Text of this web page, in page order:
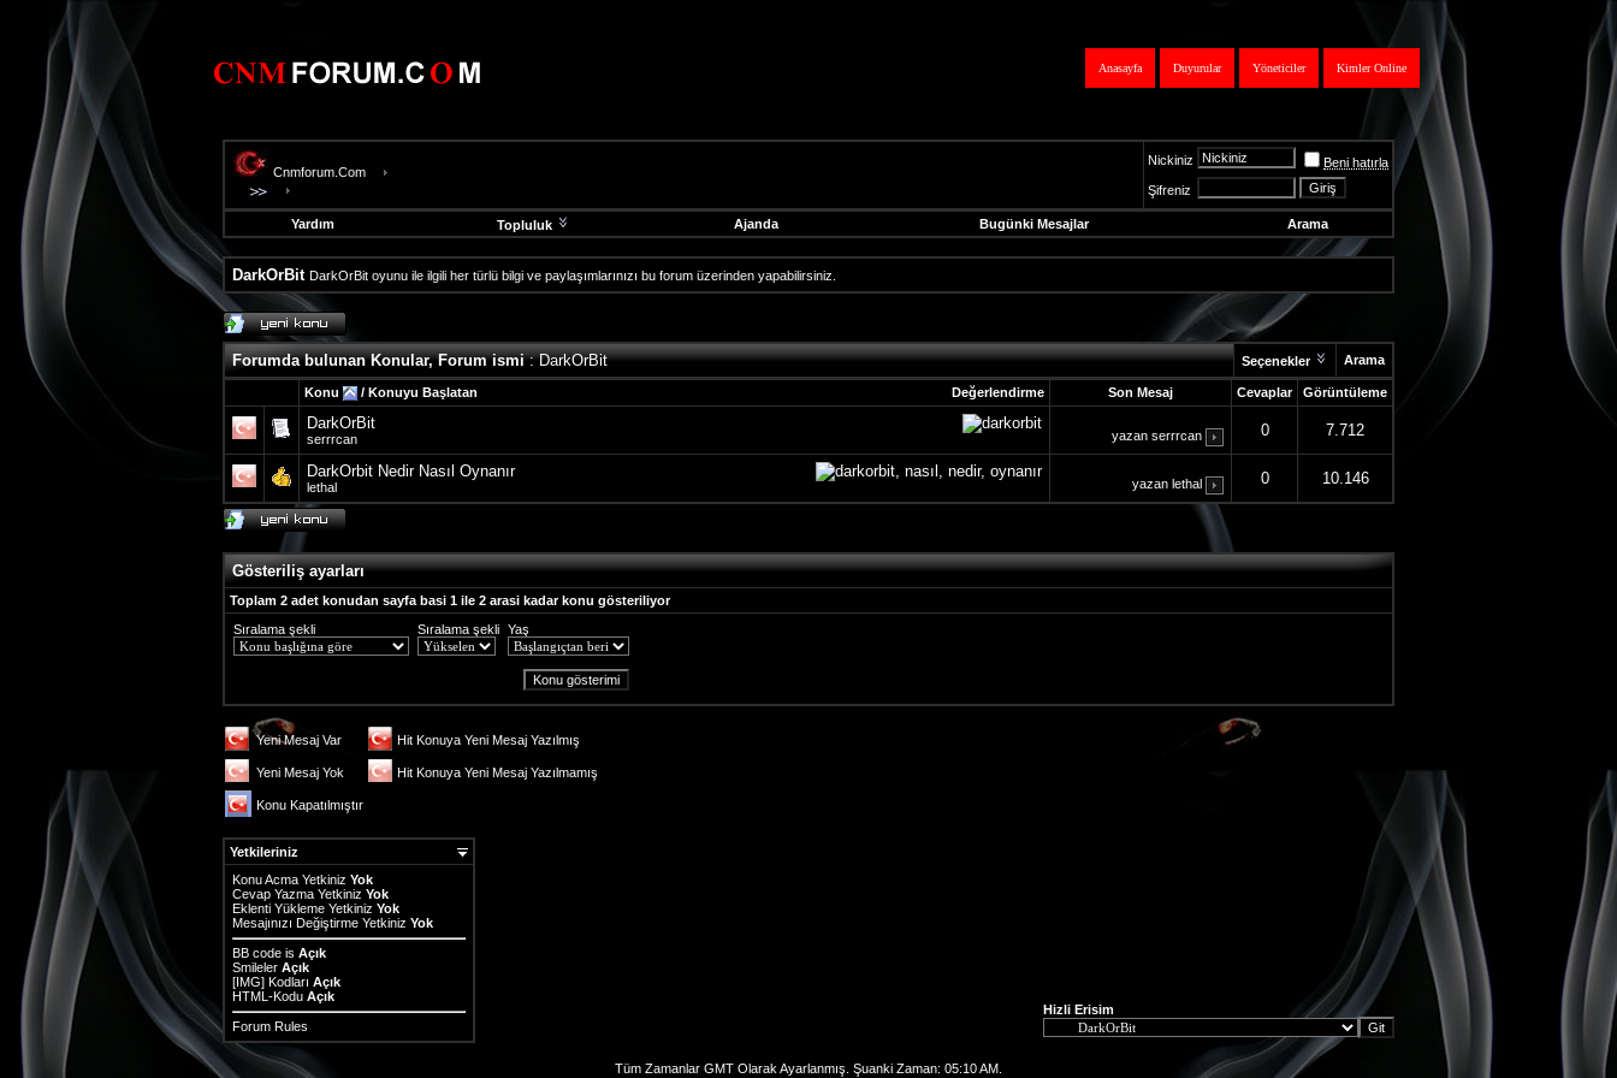
Kimler Online
Yöneticiler
Duyurular
Anasayfa
Cnmforum.Com
Nickiniz
Beni hatırla
Şifreniz
Yardım Topluluk Ajanda Bugünki Mesajlar Arama
DarkOrBit DarkOrBit oyunu ile ilgili her türlü bilgi ve paylaşımlarınızı bu forum üzerinden yapabilirsiniz.
evooli
fethiye
escort
gaziantep
gaziantep
escort
Forumda bulunan Konular, Forum ismi: DarkOrBit Seçenekler Arama
Değerlendirme
Konu / Konuyu Başlatan Son Mesaj Cevaplar Görüntüleme
DarkOrBit
serrrcan yazan serrrcan 0 7.712
DarkOrbit Nedir Nasıl Oynanır
lethal yazan lethal 0 10.146
Gösteriliş ayarları
Toplam 2 adet konudan sayfa basi 1 ile 2 arasi kadar konu gösteriliyor
Sıralama şekli
Sıralama şekli Yaş
Yeni Mesaj Var Hit Konuya Yeni Mesaj Yazılmış
Yeni Mesaj Yok Hit Konuya Yeni Mesaj Yazılmamış
Konu Kapatılmıştır
Yetkileriniz
Konu Acma Yetkiniz Yok
Cevap Yazma Yetkiniz Yok
Eklenti Yükleme Yetkiniz Yok
Mesajınızı Değiştirme Yetkiniz Yok
BB code is Açık
Smileler Açık
[IMG] Kodları Açık
HTML-Kodu Açık
Forum Rules
Hizli Erisim
Tüm Zamanlar GMT Olarak Ayarlanmış. Şuanki Zaman: 05:10 AM